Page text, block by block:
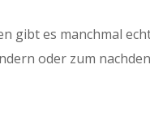
gibt es manchmal
oder zum